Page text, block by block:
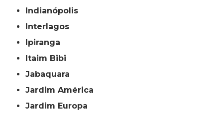
Indianópolis
Interlagos
Ipiranga
Itaim Bibi
Jabaquara
Jardim América
Jardim Europa